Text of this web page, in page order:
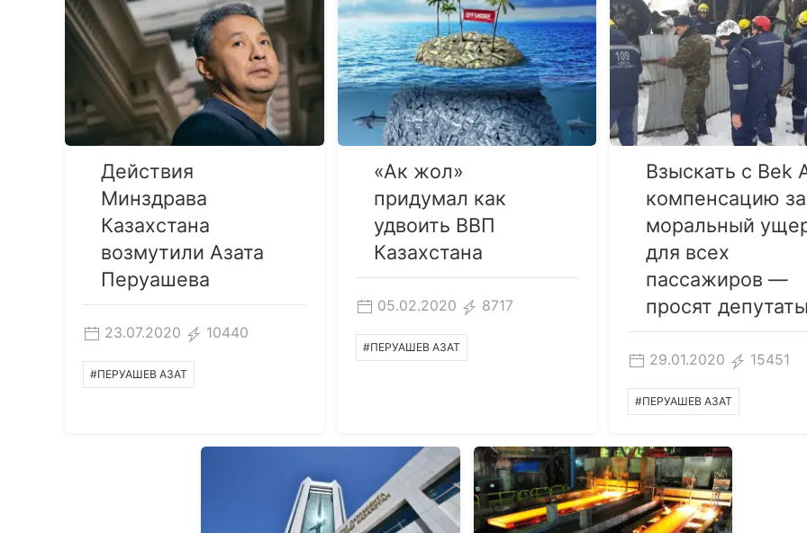
Действия
Минздрава
Казахстана
возмутили Азата
Перуашева
23.07.2020 10440
#ПЕРУАШЕВ АЗАТ
«Ак жол»
придумал как
удвоить ВВП
Казахстана
05.02.2020 8717
#ПЕРУАШЕВ АЗАТ
Взыскать с Bek
компенсацию за
моральный
для всех
пассажиров —
просят
29.01.2020 15451
#ПЕРУАШЕВ АЗАТ